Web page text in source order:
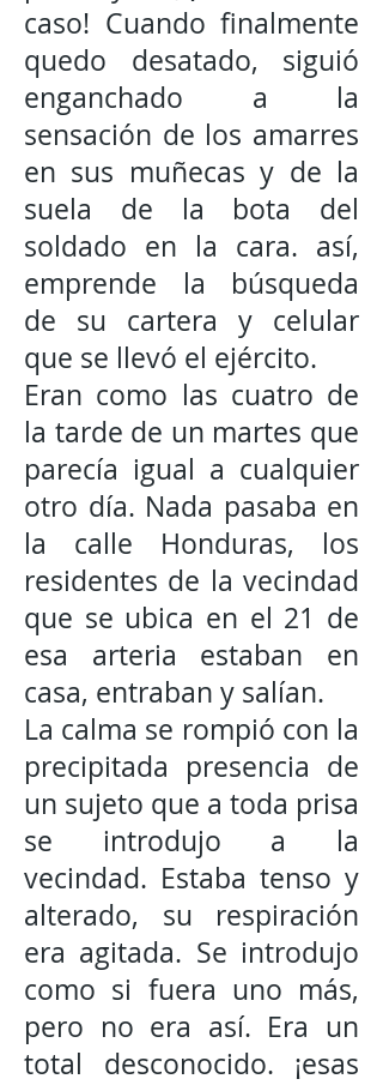
caso! Cuando finalmente
quedo desatado, siguió
enganchado a la
sensación de los amarres
en sus muñecas y de la
suela de la bota del
soldado en la cara. así,
emprende la búsqueda
de su cartera y celular
que se llevó el ejército.
Eran como las cuatro de
la tarde de un martes que
parecía igual a cualquier
otro día. Nada pasaba en
la calle Honduras, los
residentes de la vecindad
que se ubica en el 21 de
esa arteria estaban en
casa, entraban y salían.
La calma se rompió con la
precipitada presencia de
un sujeto que a toda prisa
se introdujo a la
vecindad. Estaba tenso y
alterado, su respiración
era agitada. Se introdujo
como si fuera uno más,
pero no era así. Era un
total desconocido. ¡esas